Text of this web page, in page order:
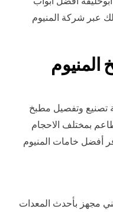
عبر شركة المنيوم
تصنيع وتفصيل مطبخ
بمختلف الاحجام
أفضل خامات المنيوم
مجهز بأحدث المعدات